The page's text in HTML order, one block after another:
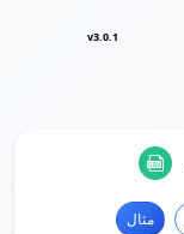
v3.0.1
مثال